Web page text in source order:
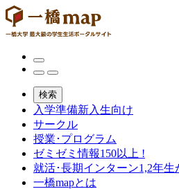
検索
入学準備新入生向け
サークル
授業･プログラム
ゼミ ゼミ情報150以上 !
就活･長期インターン1,2年生
一橋mapとは